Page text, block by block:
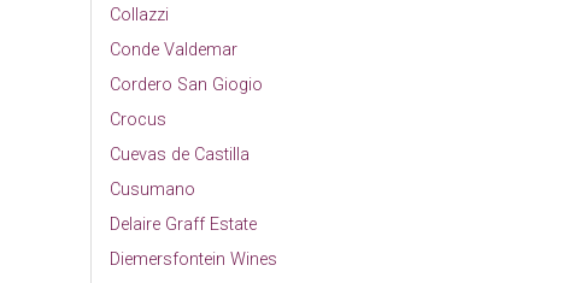
Collazzi
Conde Valdemar
Cordero San Giogio
Crocus
Cuevas de Castilla
Cusumano
Delaire Graff Estate
Diemersfontein Wines